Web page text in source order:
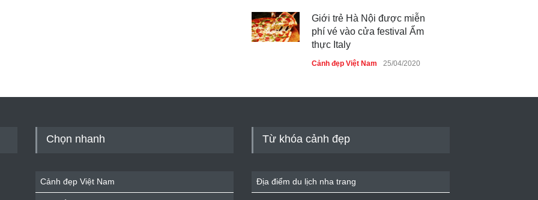
Giới trẻ Hà Nội được miễn
phí vé vào cửa festival Ẩm
thực Italy
Cảnh đẹp Việt Nam 25/04/2020
Cảnh đẹp Việt Nam
Chọn nhanh
Cảnh đẹp Việt Nam
Từ khóa cảnh đẹp
Địa điểm du lịch nha trang